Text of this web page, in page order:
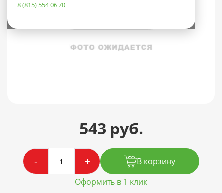
8 (815) 554 06 70
543 руб.
- +
В корзину
Оформить в 1 клик